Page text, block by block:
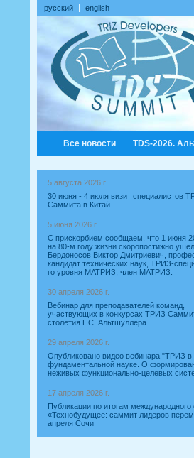
русский english
Все новости TDS-2026.
5 августа 2026 г.
30 июня - 4 июля визит специалистов
Саммита в Китай
5 июня 2026 г.
С прискорбием сообщаем, что 1 июня
на 80-м году жизни скоропостижно
Бердоносов Виктор Дмитриевич,
кандидат технических наук, ТРИЗ-
го уровня МАТРИЗ, член МАТРИЗ.
30 апреля 2026 г.
Вебинар для преподавателей команд,
участвующих в конкурсах ТРИЗ
столетия Г.С. Альтшуллера
29 апреля 2026 г.
Опубликовано видео вебинара "ТРИЗ в
фундаментальной науке. О
неживых функционально-целевых
17 апреля 2026 г.
Публикации по итогам
«Технобудущее: саммит лидеров
апреля Сочи